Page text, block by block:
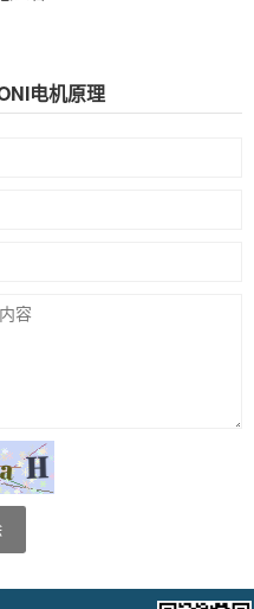
电机原理